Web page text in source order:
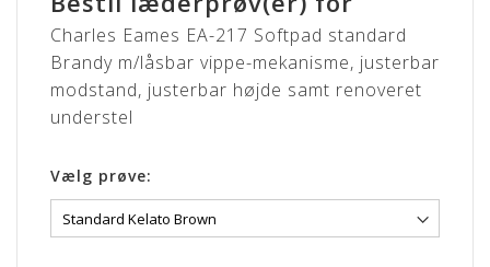
Charles Eames EA-217 Softpad standard
Brandy m/låsbar vippe-mekanisme, justerbar
modstand, justerbar højde samt renoveret
understel
Vælg prøve: